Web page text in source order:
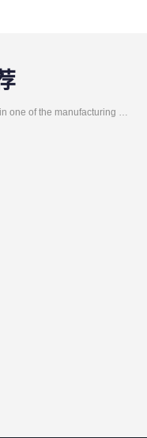
Development, design, production and sales in one of the manufacturing enterprises